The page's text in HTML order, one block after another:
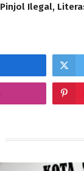
Pinjol Ilegal,